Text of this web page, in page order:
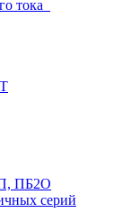
тока
ПБ2О
серий